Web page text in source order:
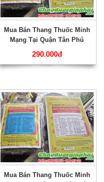
Mua Bán Thang Thuốc Minh
Mạng Tại Quận Tân Phú
Điều Trị Suy Giảm Sinh Lý
290.000đ
Mua Bán Thang Thuốc Minh